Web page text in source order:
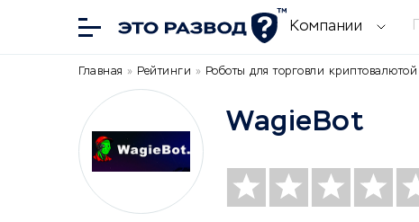
Компании
Главная » Рейтинги » Роботы для торговли криптовалютой
WagieBot